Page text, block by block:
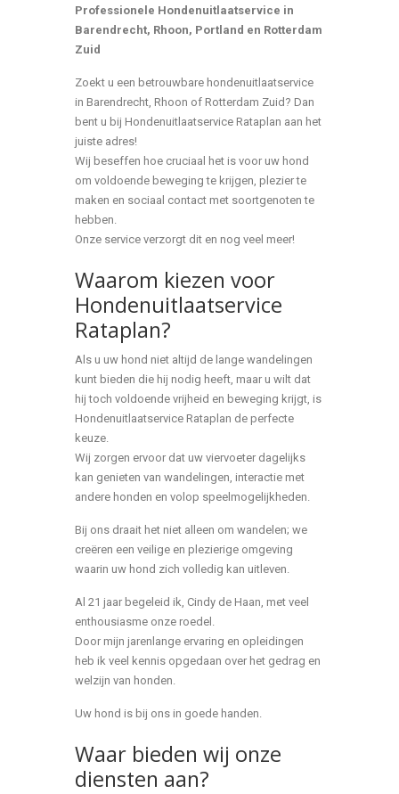
Professionele Hondenuitlaatservice in
Barendrecht, Rhoon, Portland en Rotterdam
Zuid
Zoekt u een betrouwbare hondenuitlaatservice
in Barendrecht, Rhoon of Rotterdam Zuid? Dan
bent u bij Hondenuitlaatservice Rataplan aan het
juiste adres!
Wij beseffen hoe cruciaal het is voor uw hond
om voldoende beweging te krijgen, plezier te
maken en sociaal contact met soortgenoten te
hebben.
Onze service verzorgt dit en nog veel meer!
Waarom kiezen voor
Hondenuitlaatservice
Rataplan?
Als u uw hond niet altijd de lange wandelingen
kunt bieden die hij nodig heeft, maar u wilt dat
hij toch voldoende vrijheid en beweging krijgt, is
Hondenuitlaatservice Rataplan de perfecte
keuze.
Wij zorgen ervoor dat uw viervoeter dagelijks
kan genieten van wandelingen, interactie met
andere honden en volop speelmogelijkheden.
Bij ons draait het niet alleen om wandelen; we
creëren een veilige en plezierige omgeving
waarin uw hond zich volledig kan uitleven.
Al 21 jaar begeleid ik, Cindy de Haan, met veel
enthousiasme onze roedel.
Door mijn jarenlange ervaring en opleidingen
heb ik veel kennis opgedaan over het gedrag en
welzijn van honden.
Uw hond is bij ons in goede handen.
Waar bieden wij onze
diensten aan?